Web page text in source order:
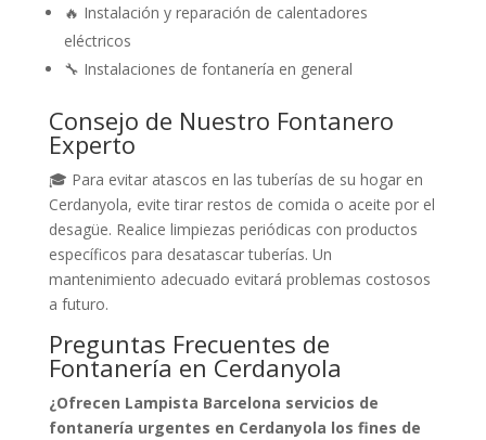
🔥 Instalación y reparación de calentadores
eléctricos
🔧 Instalaciones de fontanería en general
Consejo de Nuestro Fontanero
Experto
🎓 Para evitar atascos en las tuberías de su hogar en
Cerdanyola, evite tirar restos de comida o aceite por el
desagüe. Realice limpiezas periódicas con productos
específicos para desatascar tuberías. Un
mantenimiento adecuado evitará problemas costosos
a futuro.
Preguntas Frecuentes de
Fontanería en Cerdanyola
¿Ofrecen Lampista Barcelona servicios de
fontanería urgentes en Cerdanyola los fines de